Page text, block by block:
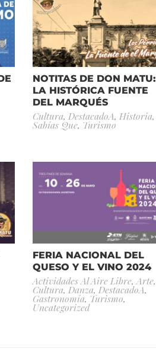
NOTITAS DE DON MATU:
LA HISTÓRICA FUENTE
DEL MARQUÉS
Cultura, DestacadoA, Historia,
Sabías Que, Turismo
FERIA NACIONAL DEL
QUESO Y EL VINO 2024
Actividades Al Aire Libre,Arte,
Cultura, Danza, DestacadoA,
Gastronomía, Turismo,
Uncategorized